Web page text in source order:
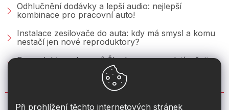
Při prohlížení těchto internetových stránek
Odhlučnění dodávky a lepší audio: nejlepší
kombinace pro pracovní auto!
Instalace zesilovače do auta: kdy má smysl a komu
nestačí jen nové reproduktory?
Reproduktory do vozů Škoda: co se vyplatí měnit u
Fabie, Octavie a Superbu?
KONTAKT